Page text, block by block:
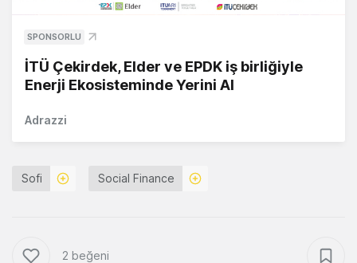
SPONSORLU
İTÜ Çekirdek, Elder ve EPDK iş birliğiyle
Enerji Ekosisteminde Yerini Al
Adrazzi
Sofi Social Finance
2 beğeni